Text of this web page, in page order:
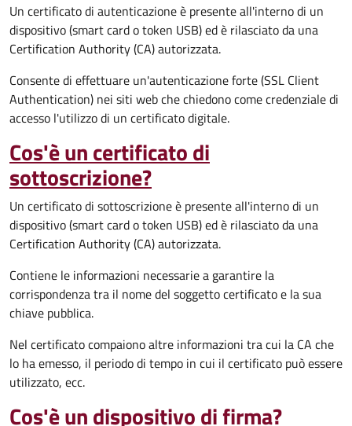
Un certificato di autenticazione è presente all'interno di un
dispositivo (smart card o token USB) ed è rilasciato da una
Certification Authority (CA) autorizzata.
Consente di effettuare un'autenticazione forte (SSL Client
Authentication) nei siti web che chiedono come credenziale di
accesso l'utilizzo di un certificato digitale.
Cos'è un certificato di
sottoscrizione?
Un certificato di sottoscrizione è presente all'interno di un
dispositivo (smart card o token USB) ed è rilasciato da una
Certification Authority (CA) autorizzata.
Contiene le informazioni necessarie a garantire la
corrispondenza tra il nome del soggetto certificato e la sua
chiave pubblica.
Nel certificato compaiono altre informazioni tra cui la CA che
lo ha emesso, il periodo di tempo in cui il certificato può essere
utilizzato, ecc.
Cos'è un dispositivo di firma?